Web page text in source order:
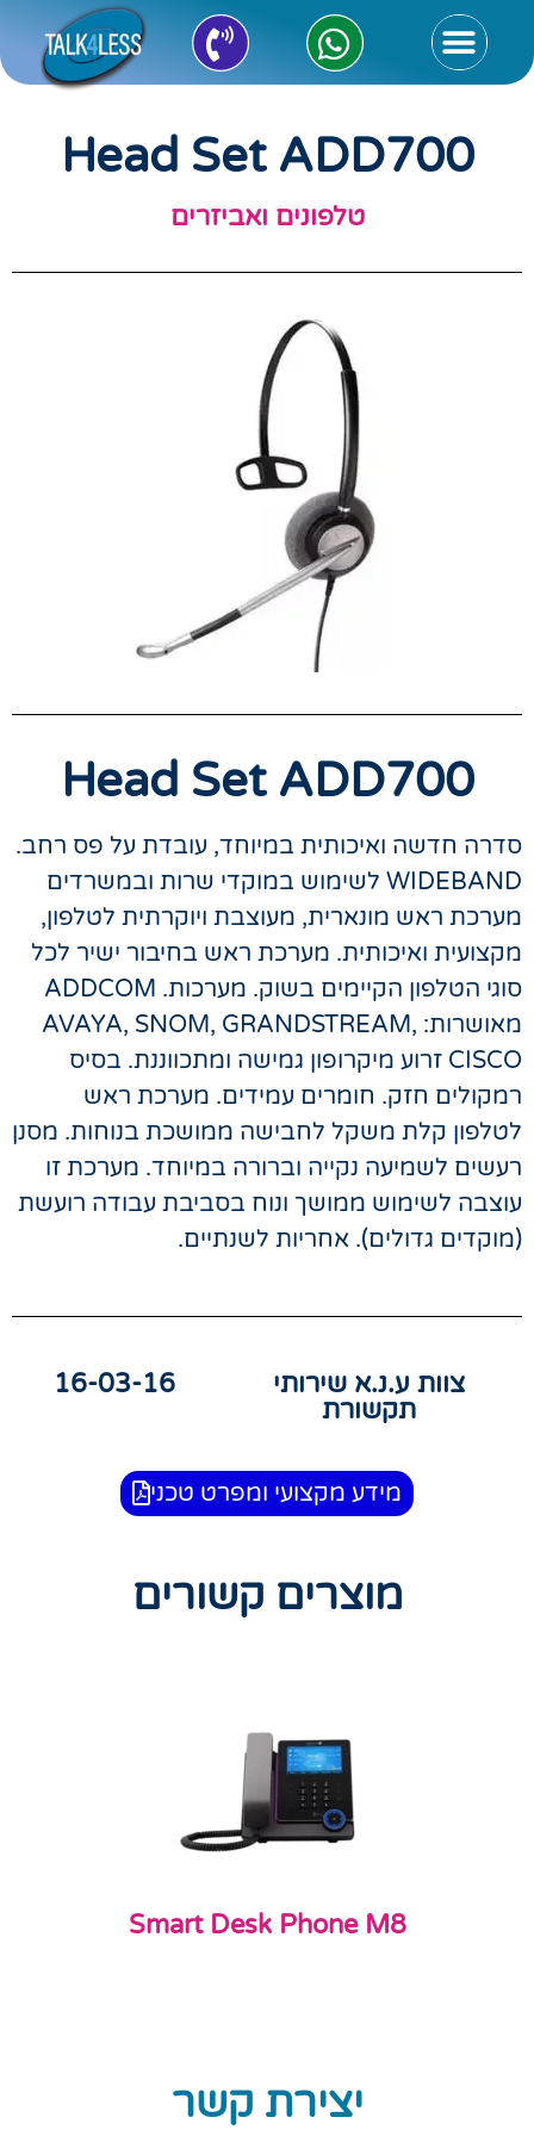
Head Set ADD700
טלפונים ואביזרים
Head Set ADD700
סדרה חדשה ואיכותית במיוחד, עובדת על פס רחב.
WIDEBAND לשימוש במוקדי שרות ובמשרדים
מערכת ראש מונארית, מעוצבת ויוקרתית לטלפון,
מקצועית ואיכותית. מערכת ראש בחיבור ישיר לכל
סוגי הטלפון הקיימים בשוק. מערכות. ADDCOM
מאושרות: AVAYA, SNOM, GRANDSTREAM,
CISCO זרוע מיקרופון גמישה ומתכווננת. בסיס
רמקולים חזק. חומרים עמידים. מערכת ראש
לטלפון קלת משקל לחבישה ממושכת בנוחות. מסנן
רעשים לשמיעה נקייה וברורה במיוחד. מערכת זו
עוצבה לשימוש ממושך ונוח בסביבת עבודה רועשת
(מוקדים גדולים). אחריות לשנתיים.
צוות ע.נ.א שירותי
תקשורת
16-03-16
מידע מקצועי ומפרט טכני
מוצרים קשורים
Smart Desk Phone M8
יצירת קשר